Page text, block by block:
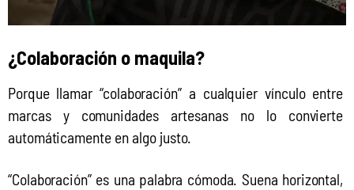
¿Colaboración o maquila?
Porque llamar “colaboración” a cualquier vínculo entre
marcas y comunidades artesanas no lo convierte
automáticamente en algo justo.
“Colaboración” es una palabra cómoda. Suena horizontal,